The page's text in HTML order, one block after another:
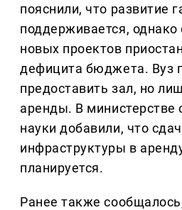
пояснили, что развитие
поддерживается,
новых проектов
дефицита бюджета. Вуз
предоставить зал, но
аренды. В министерстве
науки добавили, что
инфраструктуры в
планируется.
Ранее также